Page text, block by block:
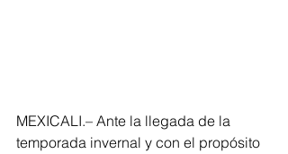
MEXICALI.– Ante la llegada de la
temporada invernal y con el propósito